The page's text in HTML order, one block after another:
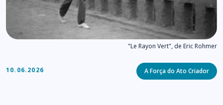
"Le Rayon Vert", de Eric Rohmer
10.06.2026 Categories
A Força do Ato Criador